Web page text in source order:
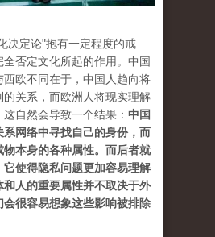
决定论"抱有一定程度的戒
否定文化所起的作用。中国
西欧不同在于，中国人趋向将
的关系，而欧洲人将现实理解
自然会导致一个结果： 中国
系网络中寻找自己的身份，而
物本身的各种属性。而后者就
它使得隐私问题更加容易理解
人的重要属性并不取决于外
会很容易想象这些影响被排除